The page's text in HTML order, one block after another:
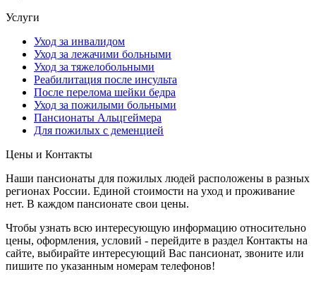
Услуги
Уход за инвалидом
Уход за лежачими больными
Уход за тяжелобольными
Реабилитация после инсульта
После перелома шейки бедра
Уход за пожилыми больными
Пансионаты Альцгеймера
Для пожилых с деменцией
Цены и Контакты
Наши пансионаты для пожилых людей расположены в разных
регионах России. Единой стоимости на уход и проживание
нет. В каждом пансионате свои цены.
Чтобы узнать всю интересующую информацию относительно
цены, оформления, условий - перейдите в раздел Контакты на
сайте, выбирайте интересующий Вас пансионат, звоните или
пишите по указанным номерам телефонов!